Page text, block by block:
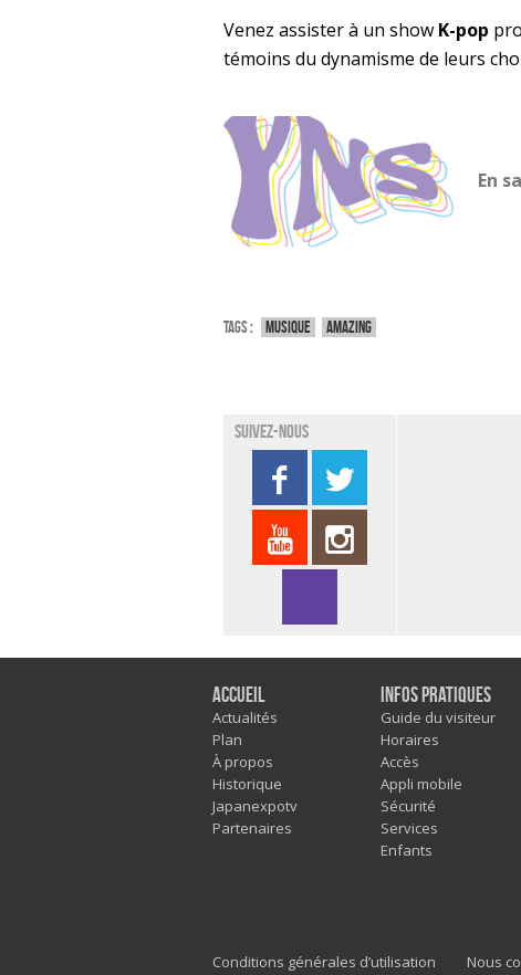
Venez assister à un show K-pop
témoins du dynamisme de leurs
En
Tags : Musique Amazing
Suivez-nous
Accueil
Actualités
Plan
À propos
Historique
Japanexpotv
Partenaires
Infos pratiques
Guide du visiteur
Horaires
Accès
Appli mobile
Sécurité
Services
Enfants
Conditions générales d’utilisation Nous